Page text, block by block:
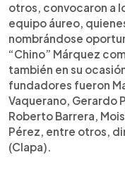
otros, convocaron a
equipo áureo,
nombrándose
“Chino” Márquez
también en su
fundadores fueron
Vaquerano, Gerardo
Roberto Barrera,
Pérez, entre otros,
(Clapa).